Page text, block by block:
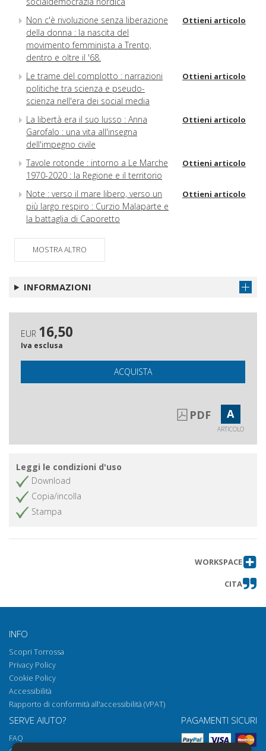
Non c'è rivoluzione senza liberazione
della donna : la nascita del
movimento femminista a Trento,
dentro e oltre il '68.
Ottieni articolo
Le trame del complotto : narrazioni
politiche tra scienza e pseudo-
scienza nell'era dei social media
Ottieni articolo
La libertà era il suo lusso : Anna
Garofalo : una vita all'insegna
dell'impegno civile
Ottieni articolo
Tavole rotonde : intorno a Le Marche
1970-2020 : la Regione e il territorio
Ottieni articolo
Note : verso il mare libero, verso un
più largo respiro : Curzio Malaparte e
la battaglia di Caporetto
Ottieni articolo
Recensioni
Ottieni articolo
MOSTRA ALTRO
INFORMAZIONI
EUR 16,50
Iva esclusa
ACQUISTA
PDF A
ARTICOLO
Leggi le condizioni d'uso
Download
Copia/incolla
Stampa
WORKSPACE
CITA
INFO
Scopri Torrossa
Privacy Policy
Cookie Policy
Accessibilità
Rapporto di conformità all'accessibilità (VPAT)
SERVE AIUTO?
FAQ
PAGAMENTI SICURI